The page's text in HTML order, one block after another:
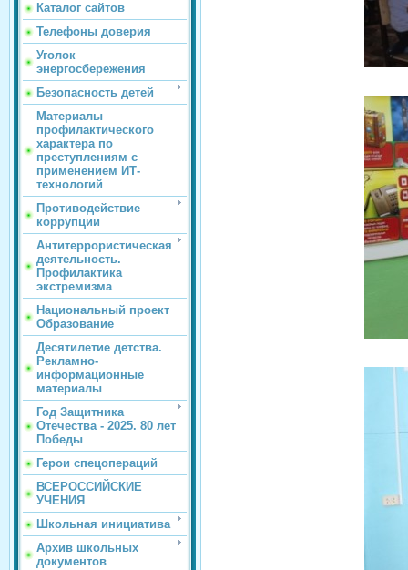
Каталог сайтов
Телефоны доверия
Уголок
энергосбережения
Безопасность детей
Материалы
профилактического
характера по
преступлениям с
применением ИТ-
технологий
Противодействие
коррупции
Антитеррористическая
деятельность.
Профилактика
экстремизма
Национальный проект
Образование
Десятилетие детства.
Рекламно-
информационные
материалы
Год Защитника
Отечества - 2025. 80 лет
Победы
Герои спецопераций
ВСЕРОССИЙСКИЕ
УЧЕНИЯ
Школьная инициатива
Архив школьных
документов